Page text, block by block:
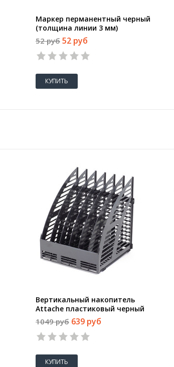
Маркер перманентный черный
(толщина линии 3 мм)
52 руб 52 руб
КУПИТЬ
Вертикальный накопитель
Attache пластиковый черный
ширина 240 мм 6 отделений
1049 руб 639 руб
КУПИТЬ
1 2 3 4